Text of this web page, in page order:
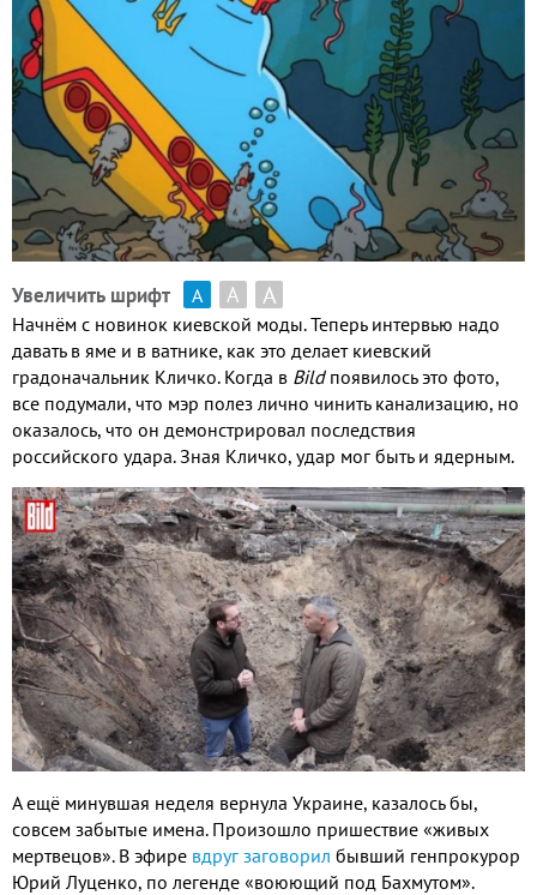
Увеличить шрифт А А А
Начнём с новинок киевской моды. Теперь интервью надо
давать в яме и в ватнике, как это делает киевский
градоначальник Кличко. Когда в Bild появилось это фото,
все подумали, что мэр полез лично чинить канализацию, но
оказалось, что он демонстрировал последствия
российского удара. Зная Кличко, удар мог быть и ядерным.
А ещё минувшая неделя вернула Украине, казалось бы,
совсем забытые имена. Произошло пришествие «живых
мертвецов». В эфире вдруг заговорил бывший генпрокурор
Юрий Луценко, по легенде «воюющий под Бахмутом».